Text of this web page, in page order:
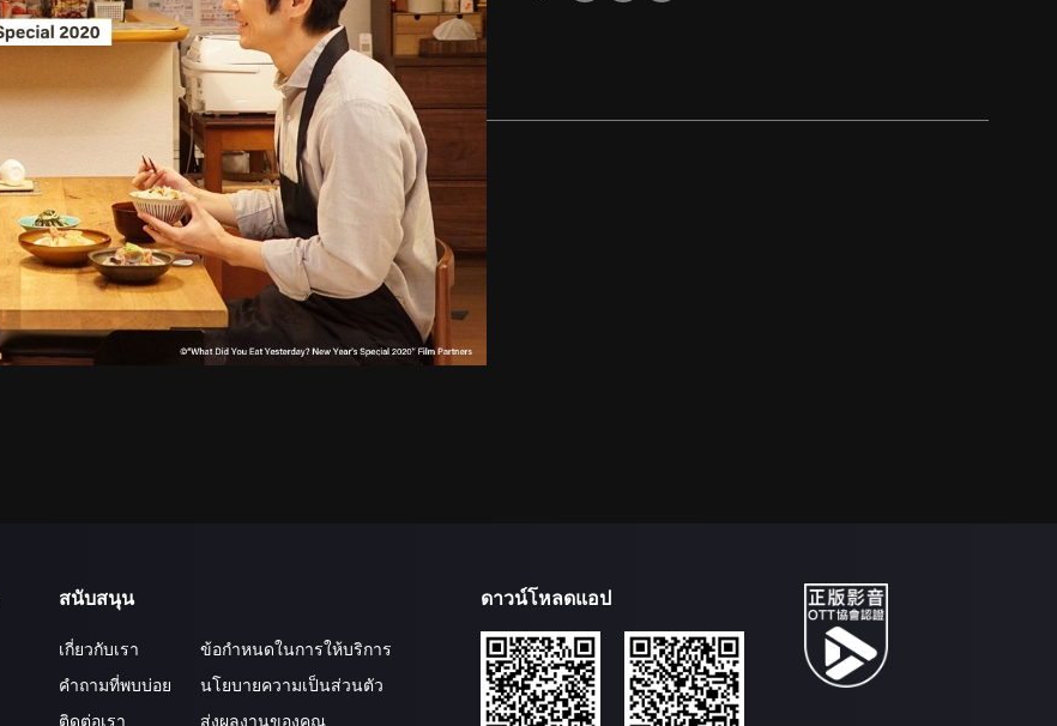
สนับสนุน
เกี่ยวกับเรา
คำถามที่พบบ่อย
ติดต่อเรา
ข้อกำหนดในการให้บริการ
นโยบายความเป็นส่วนตัว
ส่งผลงานของคุณ
ดาวน์โหลดแอป